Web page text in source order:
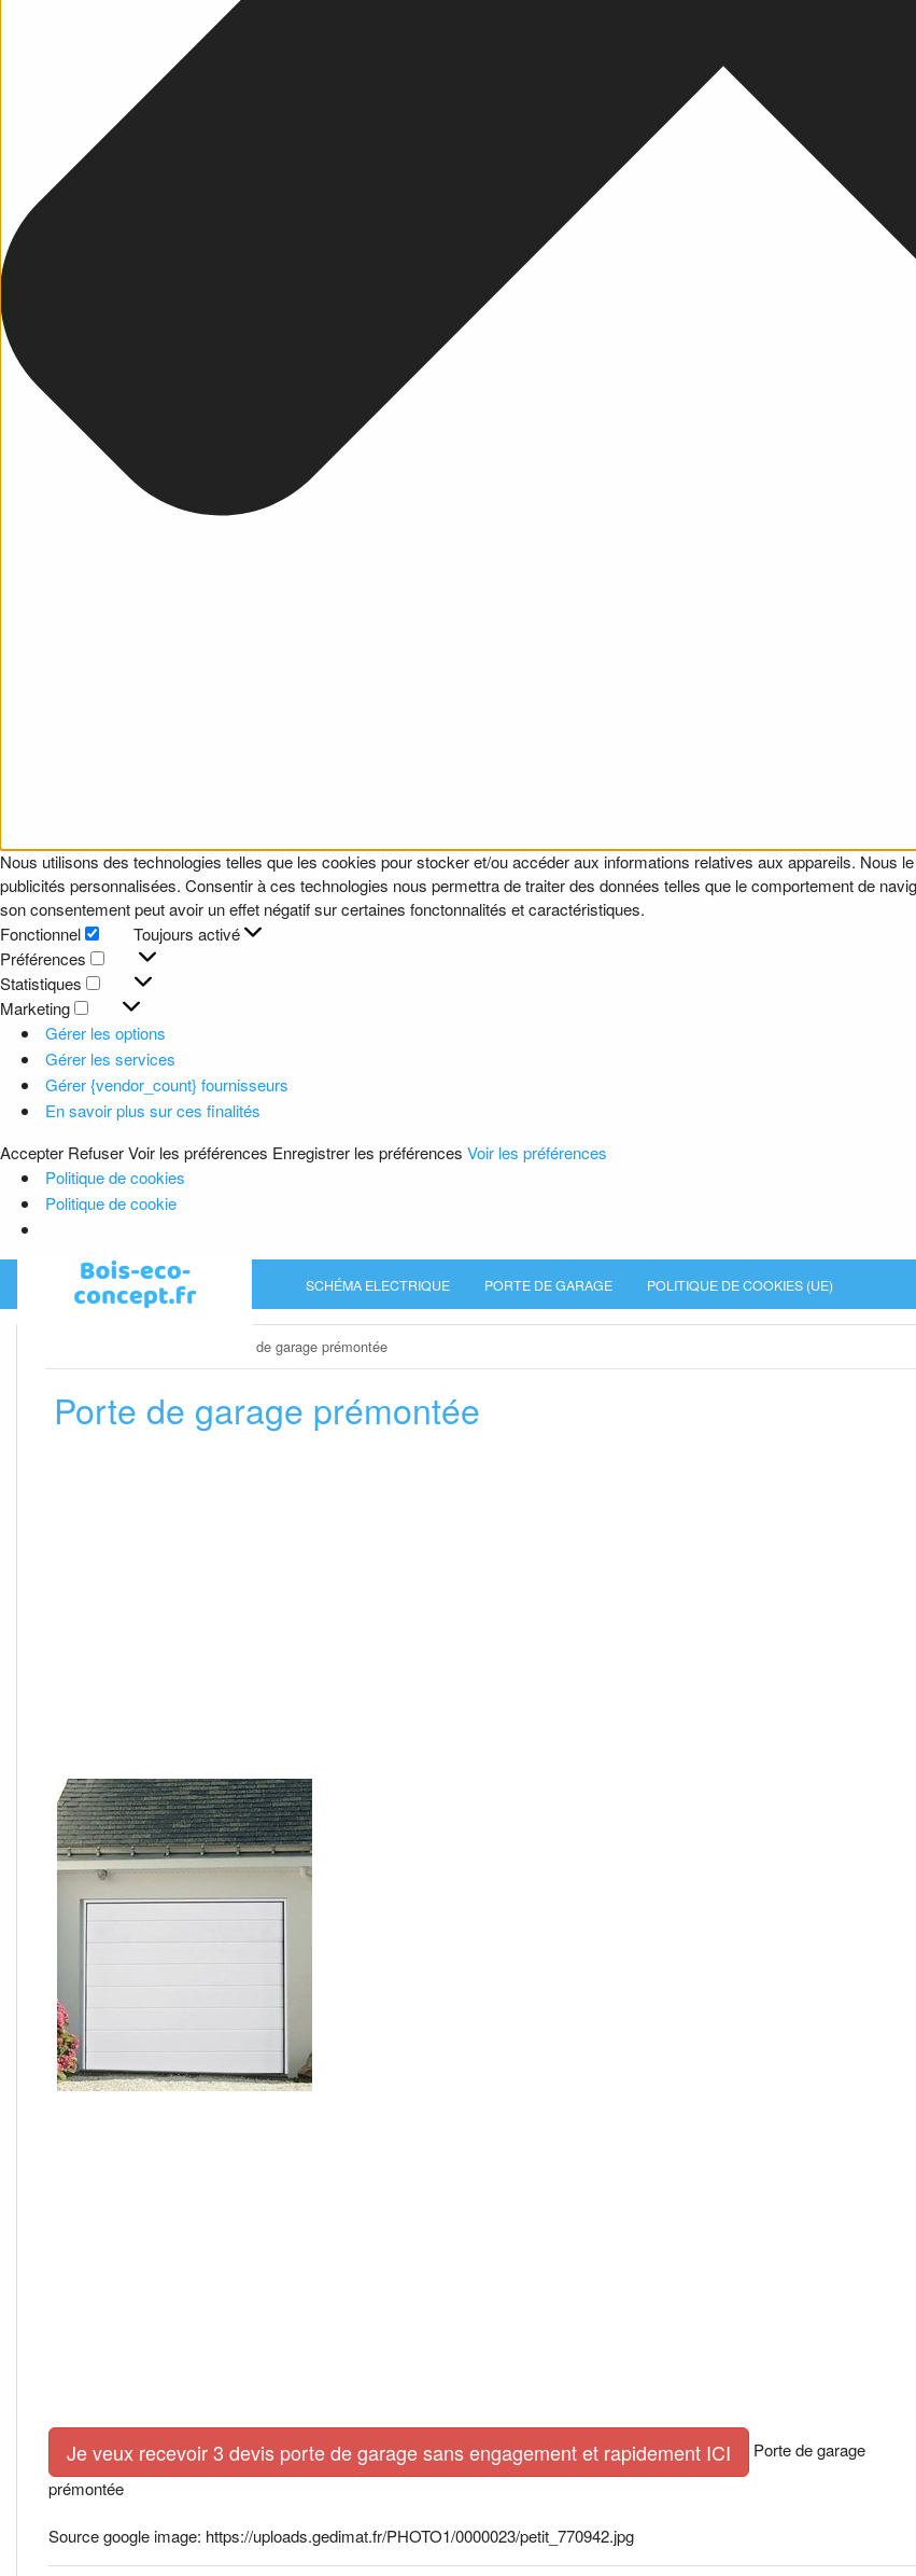
Nous utilisons des technologies telles que les cookies pour stocker et/ou accéder aux informations relatives aux appareils. Nous
publicités personnalisées. Consentir à ces technologies nous permettra de traiter des données telles que le comportement de
son consentement peut avoir un effet négatif sur certaines fonctonnalités et caractéristiques.
Fonctionnel
Fonctionnel
Toujours activé
Préférences
Préférences
Statistiques
Statistiques
Marketing
Marketing
Gérer les options
Gérer les services
Gérer {vendor_count} fournisseurs
En savoir plus sur ces finalités
Accepter RefuserVoir les préférences Enregistrer les préférences Voir les préférences
Politique de cookies
Politique de cookie
SCHÉMA ELECTRIQUE PORTE DE GARAGE POLITIQUE DE COOKIES (UE)
Porte de garage prémontée
Porte de garage prémontée
Je veux recevoir 3 devis porte de garage sans engagement et rapidement ICI
Porte de garage
prémontée
Source google image: https://uploads.gedimat.fr/PHOTO1/0000023/petit_770942.jpg